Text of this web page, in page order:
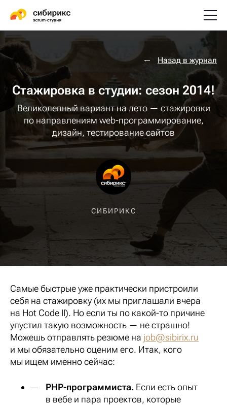
Назад в журнал
Стажировка в студии: сезон 2014!
Великолепный вариант на лето — стажировки
по направлениям web-программирование,
дизайн, тестирование сайтов
СИБИРИКС
Самые быстрые уже практически пристроили
себя на стажировку (их мы приглашали вчера
на Hot Code II). Но если ты по какой-то причине
упустил такую возможность — не страшно!
Можешь отправлять резюме на job@sibirix.ru
и мы обязательно оценим его. Итак, кого
мы ищем именно сейчас:
PHP-программиста. Если есть опыт
в вебе и пара проектов, которые